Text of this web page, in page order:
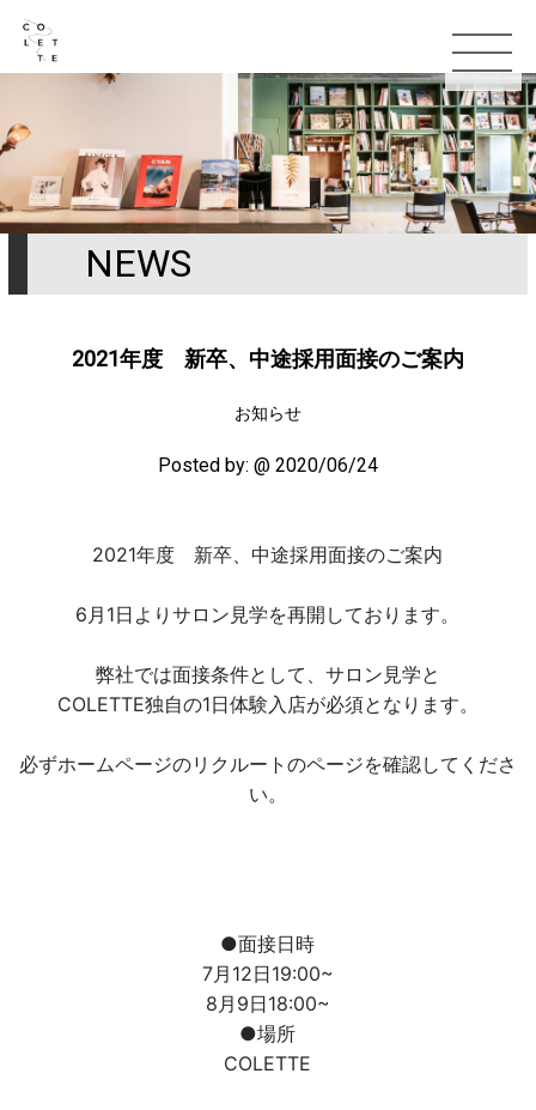
TOP
ヘアギャラリー
プロダクト
採用情報
ブログ
NEWS
2021年度 新卒、中途採用面接のご案内
お知らせ
Posted by: @ 2020/06/24
2021年度 新卒、中途採用面接のご案内
6月1日よりサロン見学を再開しております。
弊社では面接条件として、サロン見学と
COLETTE独自の1日体験入店が必須となります。
必ずホームページのリクルートのページを確認してくださ
い。
●面接日時
7月12日19:00~
8月9日18:00~
●場所
COLETTE